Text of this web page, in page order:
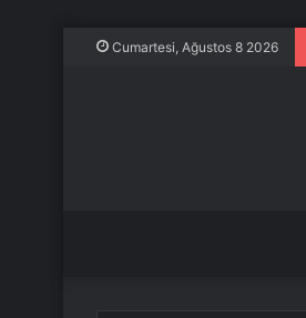
Cumartesi, Ağustos 8 2026